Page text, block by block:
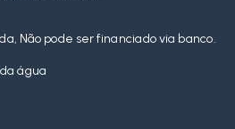
Não pode ser financiado via banco.
água